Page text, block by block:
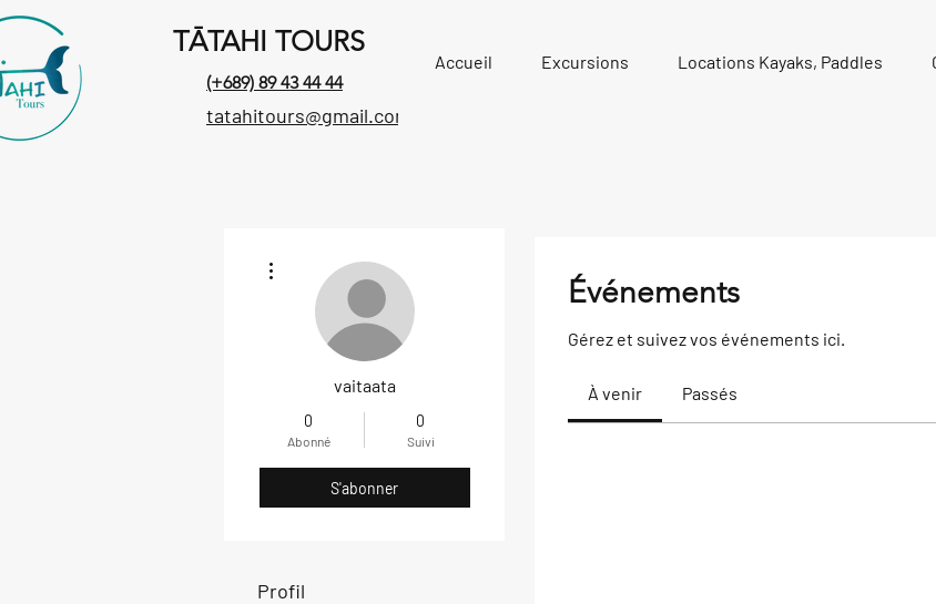
TĀTAHI TOURS
(+689) 89 43 44 44
tatahitours@gmail.com
Accueil Excursions Locations Kayaks, Paddles
Événements
Gérez et suivez vos événements ici.
À venir Passés
vaitaata
0
Abonné
0
Suivi
S'abonner
Profil